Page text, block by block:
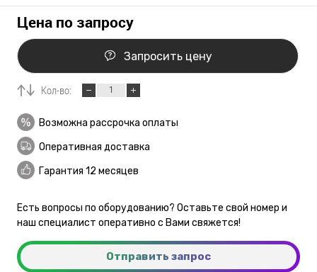
Цена по запросу
Запросить цену
Кол-во:
Возможна рассрочка оплаты
Оперативная доставка
Гарантия 12 месяцев
Есть вопросы по оборудованию? Оставьте свой номер и
наш специалист оперативно с Вами свяжется!
Отправить запрос